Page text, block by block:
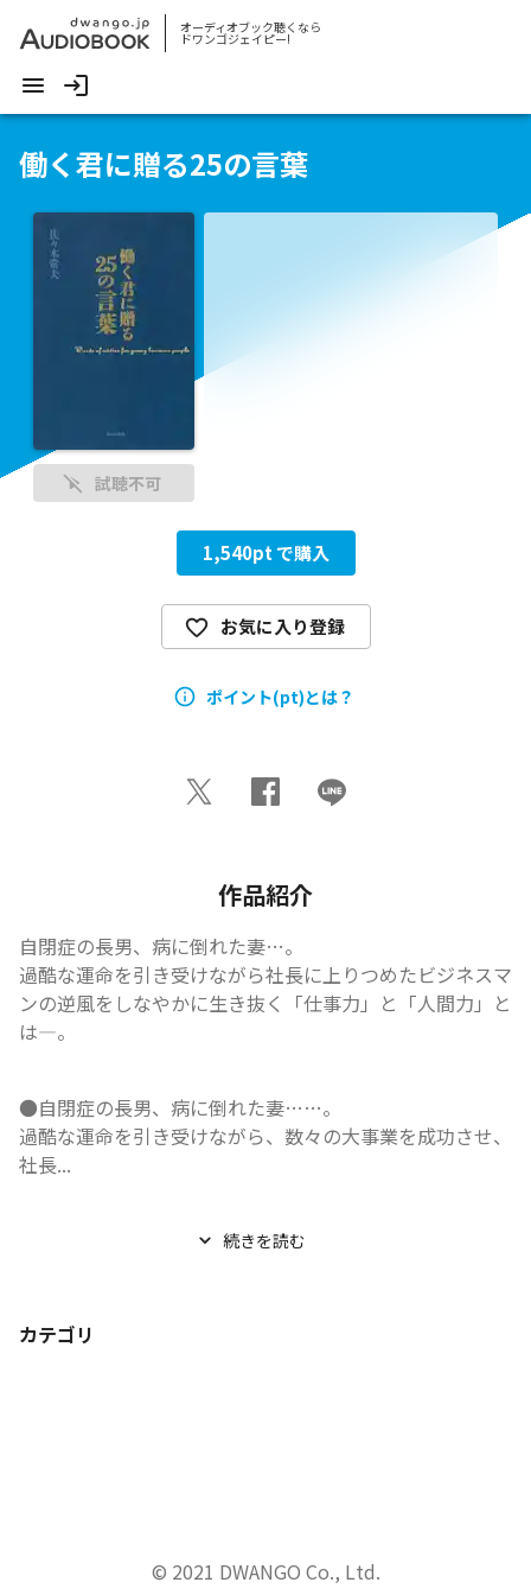
オーディオブック聴くなら
ドワンゴジェイピー!
働く君に贈る25の言葉
試聴不可
1,540pt で購入
お気に入り登録
ポイント(pt)とは？
作品紹介
自閉症の長男、病に倒れた妻…。
過酷な運命を引き受けながら社長に上りつめたビジネスマ
ンの逆風をしなやかに生き抜く「仕事力」と「人間力」と
は―。
●自閉症の長男、病に倒れた妻……。
過酷な運命を引き受けながら、数々の大事業を成功させ、
社長...
続きを読む
カテゴリ
© 2021 DWANGO Co., Ltd.